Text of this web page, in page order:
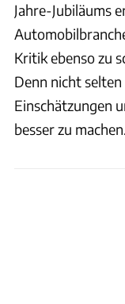
Jahre-Jubiläums
Kritik ebenso zu
Denn nicht
Einschätzungen
besser zu machen.